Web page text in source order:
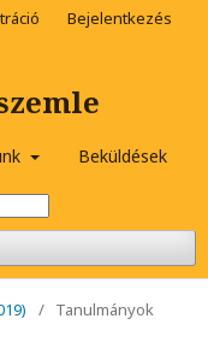
Beküldések
Bejelentkezés
/ Tanulmányok